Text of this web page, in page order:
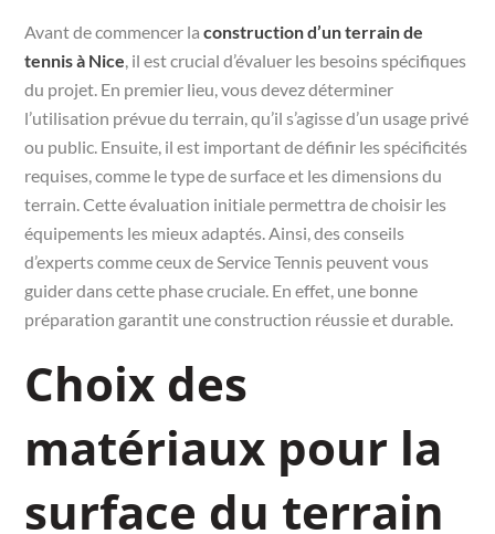
Avant de commencer laconstruction d’un terrain de
tennis à Nice, il est crucial d’évaluer les besoins spécifiques
du projet. En premier lieu, vous devez déterminer
l’utilisation prévue du terrain, qu’il s’agisse d’un usage privé
ou public. Ensuite, il est important de définir les spécificités
requises, comme le type de surface et les dimensions du
terrain. Cette évaluation initiale permettra de choisir les
équipements les mieux adaptés. Ainsi, des conseils
d’experts comme ceux de Service Tennis peuvent vous
guider dans cette phase cruciale. En effet, une bonne
préparation garantit une construction réussie et durable.
Choix des
matériaux pour la
surface du terrain